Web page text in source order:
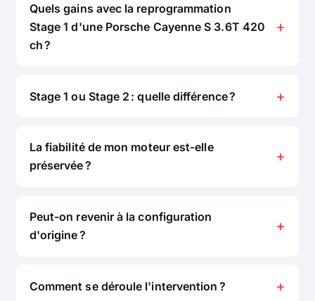
Quels gains avec la reprogrammation
Stage 1 d'une Porsche Cayenne S 3.6T 420
ch ?
Stage 1 ou Stage 2 : quelle différence ?
La fiabilité de mon moteur est-elle
préservée ?
Peut-on revenir à la configuration
d'origine ?
Comment se déroule l'intervention ?